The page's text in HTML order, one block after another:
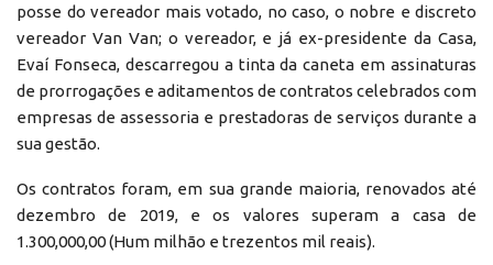
posse do vereador mais votado, no caso, o nobre e discreto
vereador Van Van; o vereador, e já ex-presidente da Casa,
Evaí Fonseca, descarregou a tinta da caneta em assinaturas
de prorrogações e aditamentos de contratos celebrados com
empresas de assessoria e prestadoras de serviços durante a
sua gestão.
Os contratos foram, em sua grande maioria, renovados até
dezembro de 2019, e os valores superam a casa de
1.300,000,00 (Hum milhão e trezentos mil reais).